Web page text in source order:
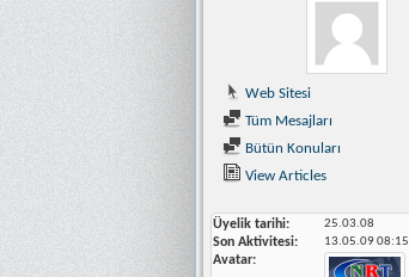
Web Sitesi
Tüm Mesajları
Bütün Konuları
View Articles
Üyelik tarihi 25.03.08
Son Aktivitesi 13.05.0908:15
Avatar